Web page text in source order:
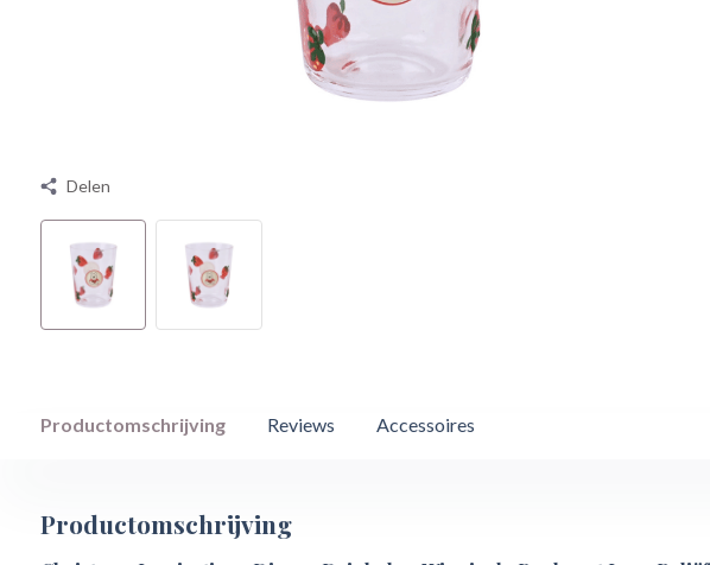
Delen
Productomschrijving Reviews Accessoires
Productomschrijving